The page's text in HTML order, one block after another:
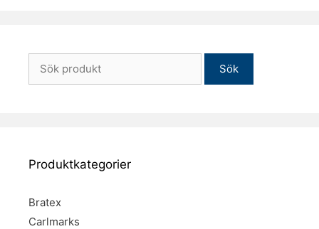
efter:
Produktkategorier
Bratex
Carlmarks